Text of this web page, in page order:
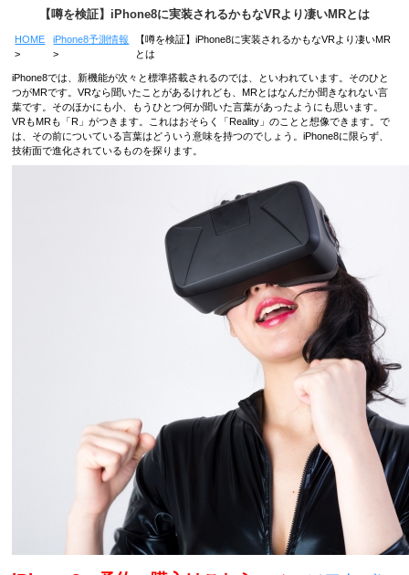
【噂を検証】iPhone8に実装されるかもなVRより凄いMRとは
HOME iPhone8予測情報
【噂を検証】iPhone8に実装されるかもなVRより凄いMR
とは
iPhone8では、新機能が次々と標準搭載されるのでは、といわれています。そのひと
つがMRです。VRなら聞いたことがあるけれども、MRとはなんだか聞きなれない言
葉です。そのほかにも小、もうひとつ何か聞いた言葉があったようにも思います。
VRもMRも「R」がつきます。これはおそらく「Reality」のことと想像できます。で
は、その前についている言葉はどういう意味を持つのでしょう。iPhone8に限らず、
技術面で進化されているものを探ります。